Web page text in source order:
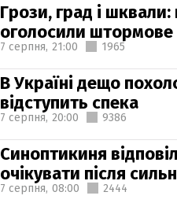
Грози, град і шквали:
оголосили
7 серпня, 21:00 1965
В Україні дещо
відступить спека
7 серпня, 20:00 9386
Синоптикиня
очікувати після
7 серпня, 08:00 2444